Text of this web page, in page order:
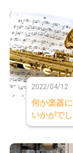
2022/04/12
何か楽器
いかがで